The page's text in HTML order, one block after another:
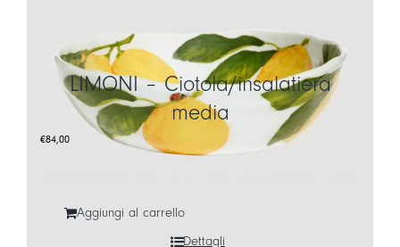
LIMONI – Ciotola/insalatiera
media
€84,00
Aggiungi al carrello
Dettagli